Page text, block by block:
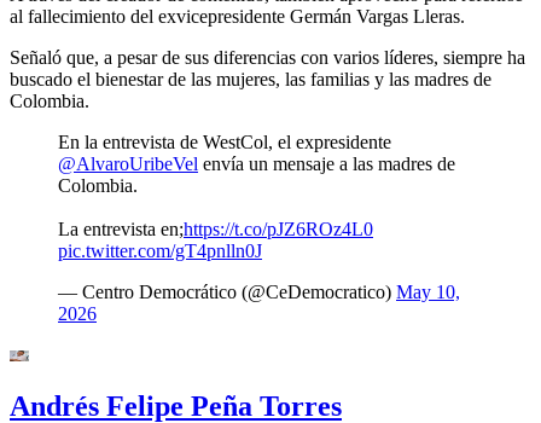
al fallecimiento del exvicepresidente Germán Vargas Lleras.
Señaló que, a pesar de sus diferencias con varios líderes, siempre ha
buscado el bienestar de las mujeres, las familias y las madres de
Colombia.
En la entrevista de WestCol, el expresidente
@AlvaroUribeVel envía un mensaje a las madres de
Colombia.
La entrevista en;https://t.co/pJZ6ROz4L0
pic.twitter.com/gT4pnlln0J
— Centro Democrático (@CeDemocratico) May 10,
2026
Andrés Felipe Peña Torres